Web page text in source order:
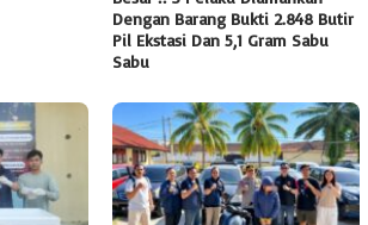
Dengan Barang Bukti 2.848 Butir
Pil Ekstasi Dan 5,1 Gram Sabu
Sabu